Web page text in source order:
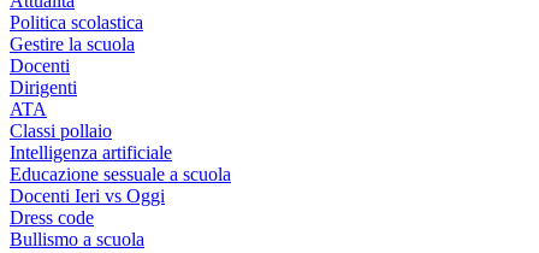
Politica scolastica
Gestire la scuola
Docenti
Dirigenti
ATA
Classi pollaio
Intelligenza artificiale
Educazione sessuale a scuola
Docenti Ieri vs Oggi
Dress code
Bullismo a scuola